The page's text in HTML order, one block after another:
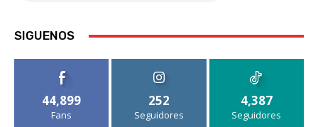
SIGUENOS
44,899
Fans
252
Seguidores
4,387
Seguidores